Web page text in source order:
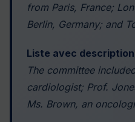
from Paris, France;
Berlin, Germany; and
Liste avec
The committee
cardiologist; Prof.
Ms. Brown, an